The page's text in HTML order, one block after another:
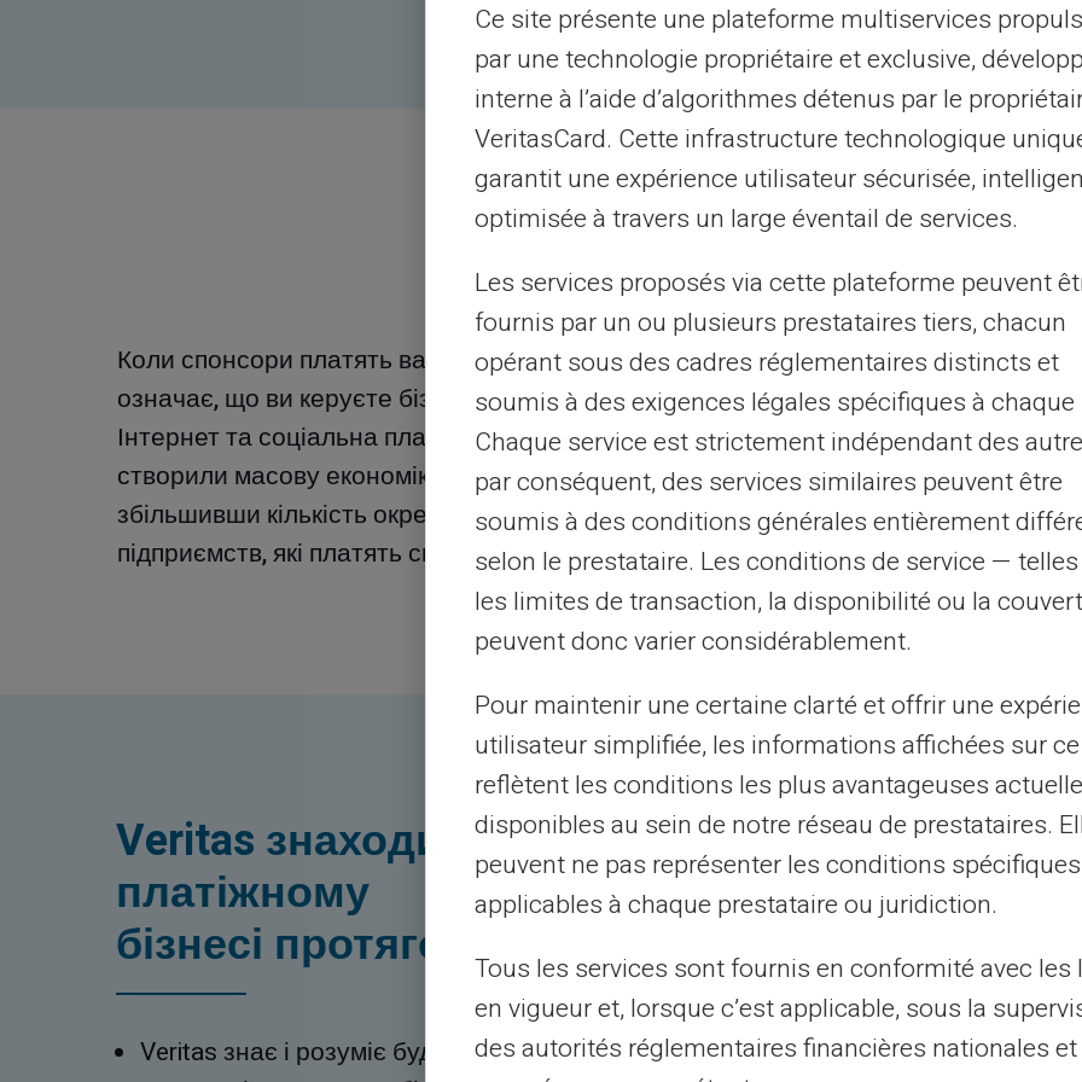
Успішний бізнес
Коли спонсори платять вам, це
означає, що ви керуєте бізнесом.
Інтернет та соціальна платформа
створили масову економіку,
збільшивши кількість окремих
підприємств, які платять спонсори.
Сьогодні кожен може вести
багатомільйонний бізнес через
соціальні медіа в Instagram,
YouTube, Tiktok, не провівши одного
дня в престижній бізнес-школі.
Veritas знаходиться в
платіжному
бізнесі протягом десятиліття.
Veritas знає і розуміє будь-яку бізнес-модель в
Ce site présente une plateforme multiservices
par une technologie propriétaire et exclusive,
interne à l’aide d’algorithmes détenus par le
VeritasCard. Cette infrastructure technologique
garantit une expérience utilisateur sécurisée,
optimisée à travers un large éventail de services.
Les services proposés via cette plateforme peuvent
fournis par un ou plusieurs prestataires tiers, chacun
opérant sous des cadres réglementaires distincts et
soumis à des exigences légales spécifiques à chaque
Chaque service est strictement indépendant des
par conséquent, des services similaires peuvent être
soumis à des conditions générales entièrement
selon le prestataire. Les conditions de service —
les limites de transaction, la disponibilité ou la
peuvent donc varier considérablement.
Pour maintenir une certaine clarté et offrir une
utilisateur simplifiée, les informations affichées sur
reflètent les conditions les plus avantageuses
disponibles au sein de notre réseau de prestataires.
peuvent ne pas représenter les conditions spécifiques
applicables à chaque prestataire ou juridiction.
Tous les services sont fournis en conformité avec les
en vigueur et, lorsque c’est applicable, sous la
des autorités réglementaires financières nationales et